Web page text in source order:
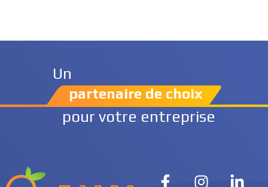
Un
partenaire de choix
pour votre entreprise